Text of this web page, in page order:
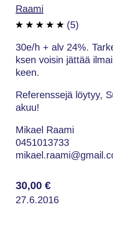
Raami
(5)
30e/h + alv 24%.
ksen voisin jättää
keen.
Referenssejä löytyy,
akuu!
Mikael Raami
0451013733
30,00 €
27.6.2016